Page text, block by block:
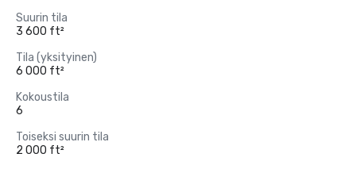
Suurin tila
3 600 ft²
Tila (yksityinen)
6 000 ft²
Kokoustila
6
Toiseksi suurin tila
2 000 ft²